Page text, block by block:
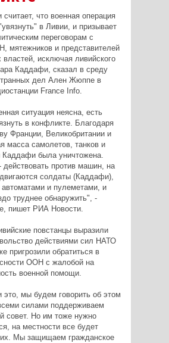
что военная операция
в Ливии, и призывает
переговорам с
мятежников и представителей
исключая ливийского
Каддафи, сказал в среду
дел Ален Жюппе в
France Info.
ситуация неясна, есть
в конфликте. Благодаря
Франции, Великобритании и
масса самолетов, танков и
Каддафи была уничтожена.
действовать против машин, на
солдаты (Каддафи),
и пулеметами, и
труднее обнаружить", -
пишет РИА Новости.
повстанцы выразили
действиями сил НАТО
пригрозили обратиться в
ООН с жалобой на
военной помощи.
мы будем говорить об этом
силами поддерживаем
совет. Но им тоже нужно
на местности все будет
Мы защищаем гражданское